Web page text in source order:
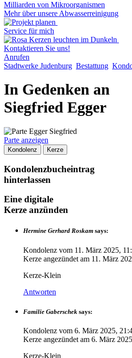
Milliarden von Mikroorganismen
Mehr über unsere Abwasserreinigung
Service für mich
Kontaktieren Sie uns!
Anrufen
Stadtwerke Judenburg Bestattung
In Gedenken an
Siegfried Egger
Parte anzeigen
Kondolenz Kerze
Kondolenzbucheintrag
hinterlassen
Eine digitale
Kerze anzünden
Hermine Gerhard Roskam says:
Kondolenz vom 11. März 2025,
Kerze angezündet am 11. März
Kerze-Klein
Antworten
Familie Gaberschek says:
Kondolenz vom 6. März 2025,
Kerze angezündet am 6. März
Kerze-Klein